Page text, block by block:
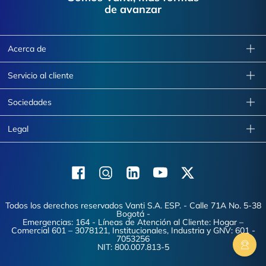
de avanzar
Acerca de
Servicio al cliente
Sociedades
Legal
FacebookInstagramLinkedinYoutubeX (Twitter)
Todos los derechos reservados Vanti S.A. ESP. - Calle 71A No. 5-38
Bogotá -
Emergencias: 164 - Líneas de Atención al Cliente: Hogar –
Comercial 601 – 3078121, Institucionales, Industria y GNV: 601 -
7053256
NIT: 800.007.813-5